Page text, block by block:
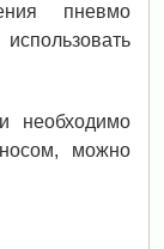
пневмо
необходимо
можно